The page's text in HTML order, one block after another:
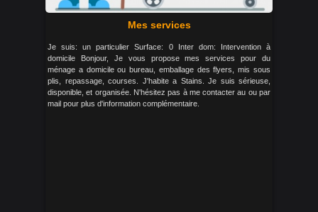
Mes services
Je suis: un particulier Surface: 0 Inter dom: Intervention à
domicile Bonjour, Je vous propose mes services pour du
ménage a domicile ou bureau, emballage des flyers, mis sous
plis, repassage, courses. J'habite a Stains. Je suis sérieuse,
disponible, et organisée. N'hésitez pas à me contacter au ou par
mail pour plus d'information complémentaire.